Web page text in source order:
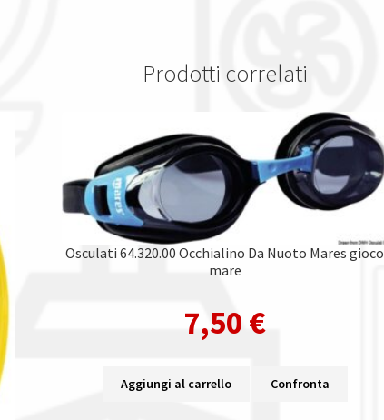
Prodotti correlati
Osculati 64.320.00 Occhialino Da Nuoto Mares gioco
mare
7,50 €
Aggiungi al carrello Confronta